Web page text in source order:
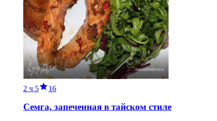
2 ч 5 16
Семга, запеченная в тайском стиле